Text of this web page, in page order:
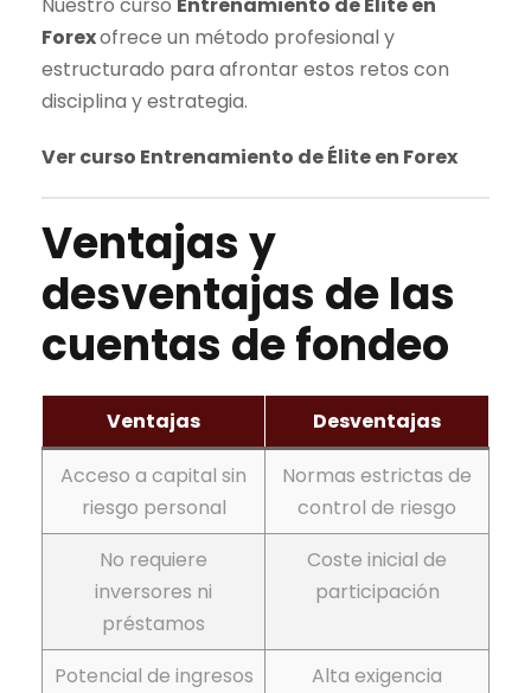
Nuestro curso Entrenamiento de Élite en
Forexofrece un método profesional y
estructurado para afrontar estos retos con
disciplina y estrategia.
Ver curso Entrenamiento de Élite en Forex
Ventajas y
desventajas de las
cuentas de fondeo
Ventajas
Desventajas
Acceso a capital sin
riesgo personal
Normas estrictas de
control de riesgo
No requiere
inversores ni
préstamos
Coste inicial de
participación
Potencial de ingresos
Alta exigencia